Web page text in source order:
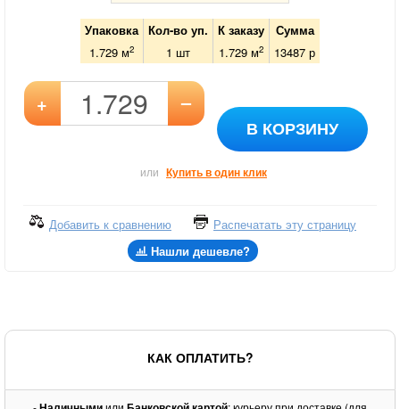
Упаковка Кол-во уп. К заказу
Сумма
1.729 м2 1 шт 1.729 м2 13487 р
+ –
В КОРЗИНУ
или Купить в один клик
Добавить к сравнению
Распечатать эту страницу
Нашли дешевле?
КАК ОПЛАТИТЬ?